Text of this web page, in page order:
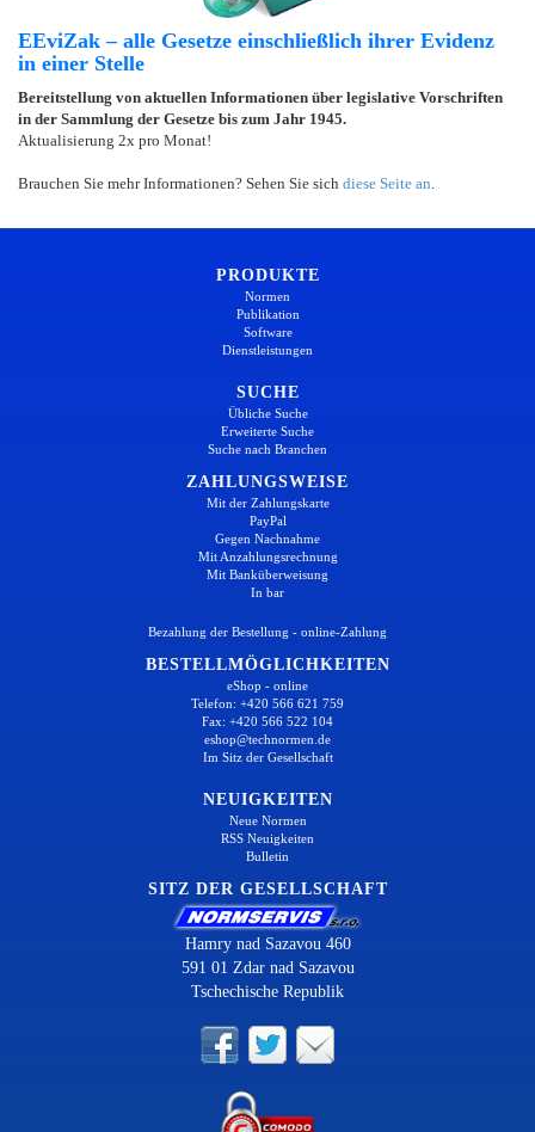
EEviZak – alle Gesetze einschließlich ihrer Evidenz
in einer Stelle
Bereitstellung von aktuellen Informationen über legislative Vorschriften
in der Sammlung der Gesetze bis zum Jahr 1945.
Aktualisierung 2x pro Monat!
Brauchen Sie mehr Informationen? Sehen Sie sich diese Seite an
PRODUKTE
Normen
Publikation
Software
Dienstleistungen
SUCHE
Übliche Suche
Erweiterte Suche
Suche nach Branchen
ZAHLUNGSWEISE
Mit der Zahlungskarte
PayPal
Gegen Nachnahme
Mit Anzahlungsrechnung
Mit Banküberweisung
In bar
Bezahlung der Bestellung - online-Zahlung
BESTELLMÖGLICHKEITEN
eShop - online
Telefon: +420 566 621 759
Fax: +420 566 522 104
eshop@technormen.de
Im Sitz der Gesellschaft
NEUIGKEITEN
Neue Normen
RSS Neuigkeiten
Bulletin
SITZ DER GESELLSCHAFT
Hamry nad Sazavou 460
591 01 Zdar nad Sazavou
Tschechische Republik